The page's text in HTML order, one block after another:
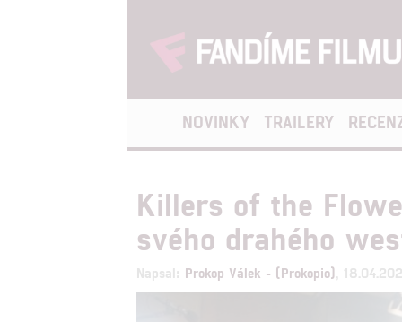
NOVINKY TRAILERY
Killers of the
svého drahého
Napsal: Prokop Válek - (Prokopio) ,